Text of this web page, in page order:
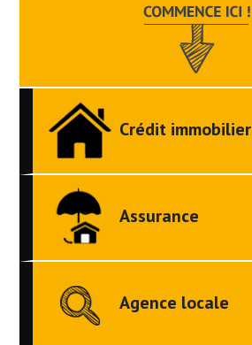
Crédit immobilier
Assurance
Agence locale